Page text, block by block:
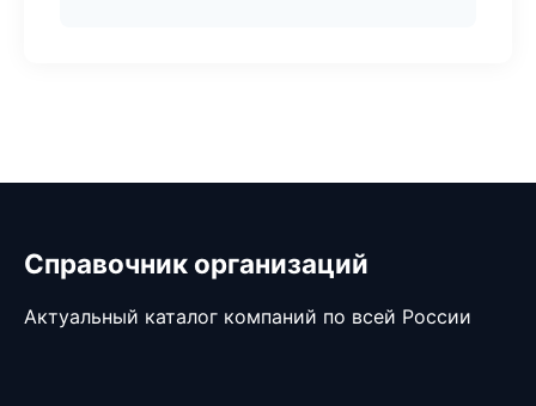
Справочник организаций
Актуальный каталог компаний по всей России